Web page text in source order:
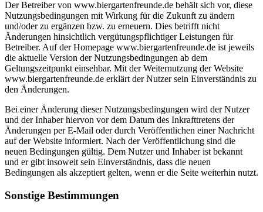
Der Betreiber von www.biergartenfreunde.de behält sich vor, diese
Nutzungsbedingungen mit Wirkung für die Zukunft zu ändern
und/oder zu ergänzen bzw. zu erneuern. Dies betrifft nicht
Änderungen hinsichtlich vergütungspflichtiger Leistungen für
Betreiber. Auf der Homepage www.biergartenfreunde.de ist jeweils
die aktuelle Version der Nutzungsbedingungen ab dem
Geltungszeitpunkt einsehbar. Mit der Weiternutzung der Website
www.biergartenfreunde.de erklärt der Nutzer sein Einverständnis zu
den Änderungen.
Bei einer Änderung dieser Nutzungsbedingungen wird der Nutzer
und der Inhaber hiervon vor dem Datum des Inkrafttretens der
Änderungen per E-Mail oder durch Veröffentlichen einer Nachricht
auf der Website informiert. Nach der Veröffentlichung sind die
neuen Bedingungen gültig. Dem Nutzer und Inhaber ist bekannt
und er gibt insoweit sein Einverständnis, dass die neuen
Bedingungen als akzeptiert gelten, wenn er die Seite weiterhin nutzt.
Sonstige Bestimmungen